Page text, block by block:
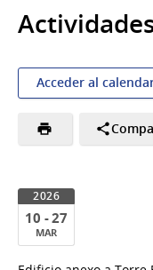
Acceder al
2026
10 - 27
MAR